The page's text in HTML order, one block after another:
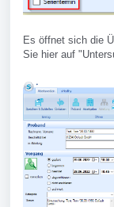
Es öffnet sich die
Sie hier auf